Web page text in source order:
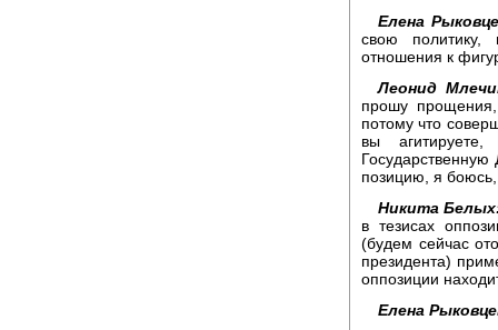
Елена
свою политику,
отношения к
Леонид
прошу
потому что
вы
позицию, я
Никита
в тезисах
(будем сейчас
президента)
оппозиции
Елена